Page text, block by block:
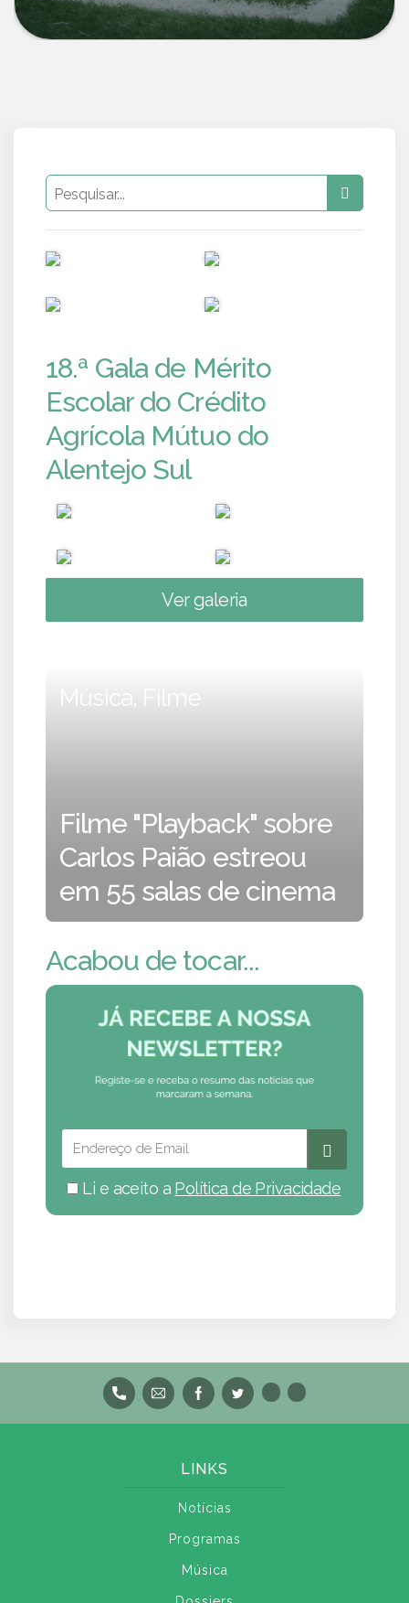
18.ª Gala de Mérito
Escolar do Crédito
Agrícola Mútuo do
Alentejo Sul
Ver galeria
Música, Filme
Filme "Playback" sobre
Carlos Paião estreou
em 55 salas de cinema
Acabou de tocar...
Li e aceito a Política de Privacidade
LINKS
Notícias
Programas
Música